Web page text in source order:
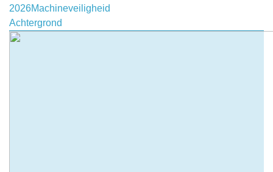
2026Machineveiligheid
Achtergrond